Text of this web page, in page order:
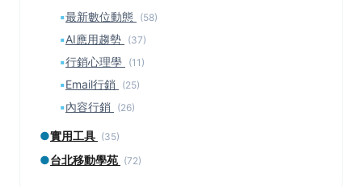
▪最新數位動態 (58)
▪AI應用趨勢 (37)
▪行銷心理學 (11)
▪Email行銷 (25)
▪內容行銷 (26)
●實用工具 (35)
●台北移動學苑 (72)